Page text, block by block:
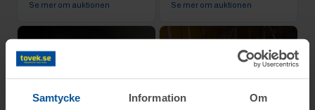
Samtycke Information Om
Se mer om auktionen
Se mer om auktionen
AVSLUTAD AVSLUTAD